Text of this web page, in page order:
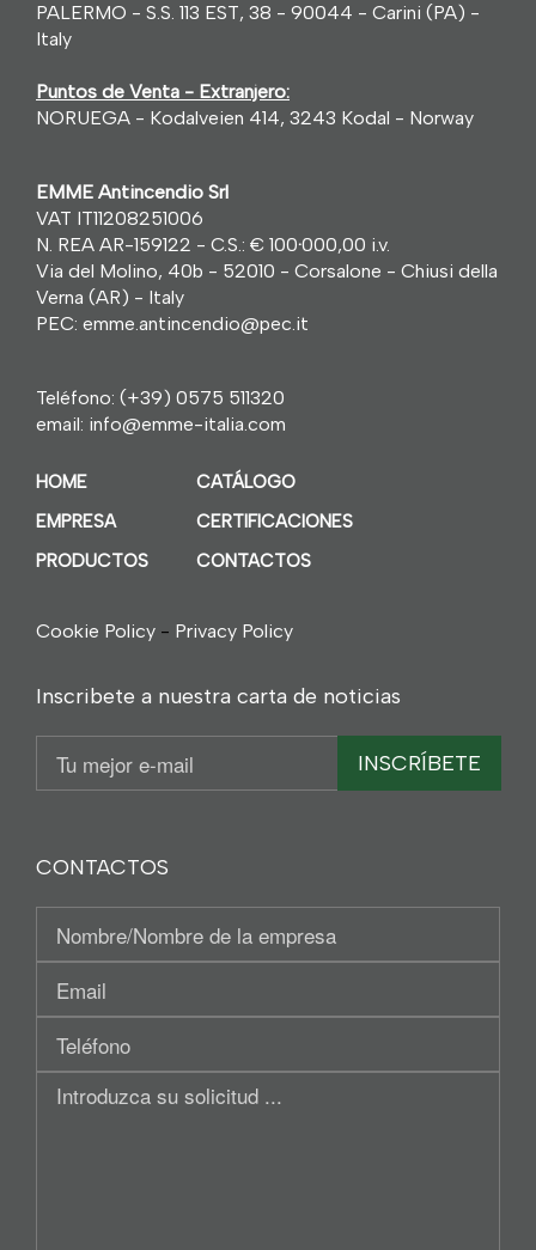
PALERMO - S.S. 113 EST, 38 - 90044 - Carini (PA) -
Italy
Puntos de Venta - Extranjero:
NORUEGA - Kodalveien 414, 3243 Kodal - Norway
EMME Antincendio Srl
VAT IT11208251006
N. REA AR-159122 - C.S.: € 100·000,00 i.v.
Via del Molino, 40b - 52010 - Corsalone - Chiusi della
Verna (AR) - Italy
PEC: emme.antincendio@pec.it
Teléfono: (+39) 0575 511320
email: info@emme-italia.com
HOME
EMPRESA
PRODUCTOS
CATÁLOGO
CERTIFICACIONES
CONTACTOS
Cookie Policy - Privacy Policy
Inscribete a nuestra carta de noticias
Email INSCRÍBETE
CONTACTOS
Nominativo
Región
social
Tu
Email
Teléfono
Introduzca